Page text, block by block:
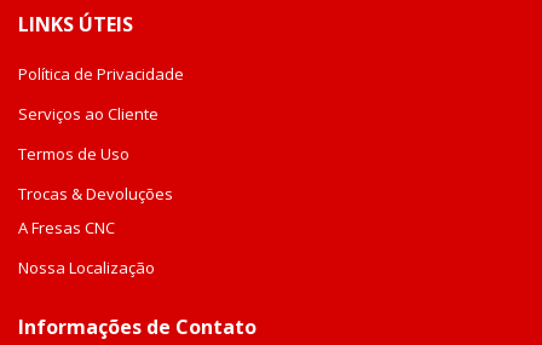
LINKS ÚTEIS
Política de Privacidade
Serviços ao Cliente
Termos de Uso
Trocas & Devoluções
A Fresas CNC
Nossa Localização
Informações de Contato